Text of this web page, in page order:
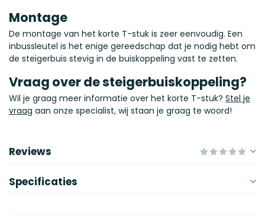
Montage
De montage van het korte T-stuk is zeer eenvoudig. Een
inbussleutel is het enige gereedschap dat je nodig hebt om
de steigerbuis stevig in de buiskoppeling vast te zetten.
Vraag over de steigerbuiskoppeling?
Wil je graag meer informatie over het korte T-stuk? Stel je
vraag aan onze specialist, wij staan je graag te woord!
Reviews
Specificaties